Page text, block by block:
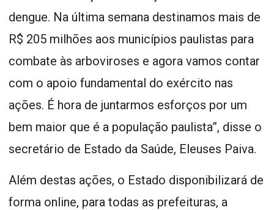
dengue. Na última semana destinamos mais de
R$ 205 milhões aos municípios paulistas para
combate às arboviroses e agora vamos contar
com o apoio fundamental do exército nas
ações. É hora de juntarmos esforços por um
bem maior que é a população paulista”, disse o
secretário de Estado da Saúde, Eleuses Paiva.
Além destas ações, o Estado disponibilizará de
forma online, para todas as prefeituras, a